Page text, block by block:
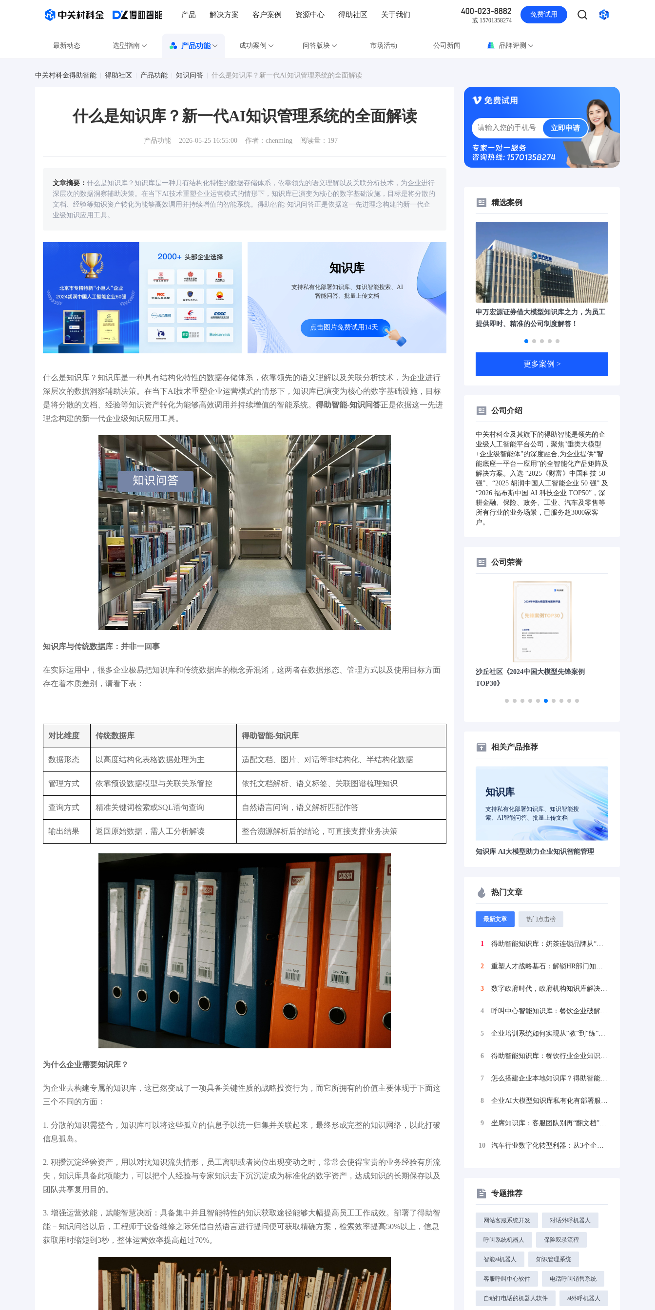
产品 解决方案 客户案例 资源中心 得助社区 关于我们 400-023-8882
或 15701358274
免费试用
最新动态 选型指南 产品功能 成功案例 问答版块 市场活动 公司新闻 品牌评测
中关村科金得助智能 得助社区 产品功能 知识问答 什么是知识库？新一代AI知识管理系统的全面解读
什么是知识库？新一代AI知识管理系统的全面解读
产品功能 2026-05-25 16:55:00 作者：chenming 阅读量：197
文章摘要： 什么是知识库？知识库是一种具有结构化特性的数据存储体系，依靠领先的语义理解以及关联分析技术，为企业进行
深层次的数据洞察辅助决策。在当下AI技术重塑企业运营模式的情形下，知识库已演变为核心的数字基础设施，目标是将分散的
文档、经验等知识资产转化为能够高效调用并持续增值的智能系统。得助智能-知识问答正是依据这一先进理念构建的新一代企
业级知识应用工具。
知识库
支持私有化部署知识库、知识智能搜索、AI
智能问答、批量上传文档
点击图片免费试用14天
什么是知识库？知识库是一种具有结构化特性的数据存储体系，依靠领先的语义理解以及关联分析技术，为企业进行
深层次的数据洞察辅助决策。在当下AI技术重塑企业运营模式的情形下，知识库已演变为核心的数字基础设施，目标
是将分散的文档、经验等知识资产转化为能够高效调用并持续增值的智能系统。 得助智能-知识问答正是依据这一先进
理念构建的新一代企业级知识应用工具。
知识库与传统数据库：并非一回事
在实际运用中，很多企业极易把知识库和传统数据库的概念弄混淆，这两者在数据形态、管理方式以及使用目标方面
存在着本质差别，请看下表：
对比维度 传统数据库 得助智能-知识库
数据形态 以高度结构化表格数据处理为主 适配文档、图片、对话等非结构化、半结构化数据
管理方式 依靠预设数据模型与关联关系管控 依托文档解析、语义标签、关联图谱梳理知识
查询方式 精准关键词检索或SQL语句查询 自然语言问询，语义解析匹配作答
输出结果 返回原始数据，需人工分析解读 整合溯源解析后的结论，可直接支撑业务决策
为什么企业需要知识库？
为企业去构建专属的知识库，这已然变成了一项具备关键性质的战略投资行为，而它所拥有的价值主要体现于下面这
三个不同的方面：
1. 分散的知识需整合，知识库可以将这些孤立的信息予以统一归集并关联起来，最终形成完整的知识网络，以此打破
信息孤岛。
2. 积攒沉淀经验资产，用以对抗知识流失情形，员工离职或者岗位出现变动之时，常常会使得宝贵的业务经验有所流
失，知识库具备此项能力，可以把个人经验与专家知识去下沉沉淀成为标准化的数字资产，达成知识的长期保存以及
团队共享复用目的。
3. 增强运营效能，赋能智慧决断：具备集中并且智能特性的知识获取途径能够大幅提高员工工作成效。部署了得助智
能－知识问答以后，工程师于设备维修之际凭借自然语言进行提问便可获取精确方案，检索效率提高50%以上，信息
获取用时缩短到3秒，整体运营效率提高超过70%。
立即申请
专家一对一服务
咨询热线: 15701358274
精选案例
诺亚财富大模型企业知识库案例：减低工作
量同时客服回答效果提升50%以上！
申万宏源证券借大模型知识库之力，为员工
提供即时、精准的公司制度解答！
水利垂类大模型+知识库 构建"查-问-析-写-
审"全链条AI助手！
更多案例 >
公司介绍
中关村科金及其旗下的得助智能是领先的企
业级人工智能平台公司，聚焦"垂类大模型
+企业级智能体"的深度融合,为企业提供“智
能底座一平台一应用”的全智能化产品矩阵及
解决方案。入选 “2025《财富》中国科技 50
强”、“2025 胡润中国人工智能企业 50 强” 及
“2026 福布斯中国 AI 科技企业 TOP50”，深
耕金融、保险、政务、工业、汽车及零售等
所有行业的业务场景，已服务超3000家客
户。
公司荣誉
发平台2025年厂商评 胡润独角兽 IDC《中国智能客服市场份额》第四
沙丘社区《2024中国大模型先锋案例
量子位“2023人工智能年度创业公司TOP20”
相关产品推荐
知识库
支持私有化部署知识库、知识智能搜
索、AI智能问答、批量上传文档
知识库 AI大模型助力企业知识智能管理
热门文章
最新文章 热门点击榜
1 得助智能知识库：奶茶连锁品牌从“万店扩张...
2 重塑人才战略基石：解锁HR部门知识管理系...
3 数字政府时代，政府机构知识库解决方案如何...
4 呼叫中心智能知识库：餐饮企业破解知识管理...
5 企业培训系统如何实现从“教”到“练”的质...
6 得助智能知识库：餐饮行业企业知识库推荐品...
7 怎么搭建企业本地知识库？得助智能知识库三...
8 企业AI大模型知识库私有化有部署服务商，...
9 坐席知识库：客服团队别再“翻文档”了，让...
10 汽车行业数字化转型利器：从3个企业知识库...
专题推荐
网站客服系统开发 对话外呼机器人
呼叫系统机器人 保险双录流程
智能ai机器人 知识管理系统
客服呼叫中心软件 电话呼叫销售系统
自动打电话的机器人软件 ai外呼机器人